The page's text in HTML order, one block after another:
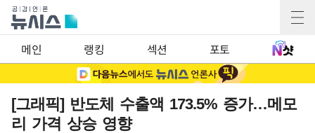
메인 랭킹 섹션 포토
[그래픽] 반도체 수출액 173.5% 증가…메모
리 가격 상승 영향